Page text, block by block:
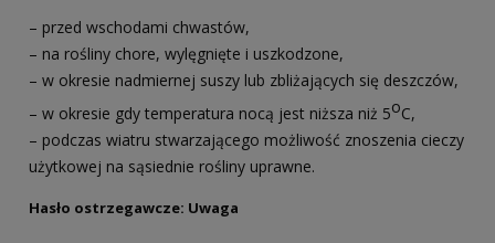
– przed wschodami chwastów,
– na rośliny chore, wylęgnięte i uszkodzone,
– w okresie nadmiernej suszy lub zbliżających się deszczów,
– w okresie gdy temperatura nocą jest niższa niż 5oC,
– podczas wiatru stwarzającego możliwość znoszenia cieczy
użytkowej na sąsiednie rośliny uprawne.
Hasło ostrzegawcze: Uwaga